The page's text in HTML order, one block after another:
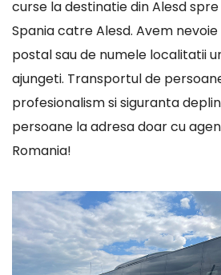
curse la destinatie din Alesd
Spania catre Alesd. Avem
postal sau de numele localitatii
ajungeti. Transportul de
profesionalism si siguranta
persoane la adresa doar cu
Romania!
Player
video